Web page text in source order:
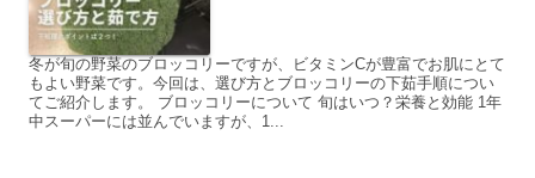
冬が旬の野菜のブロッコリーですが、ビタミンCが豊富でお肌にとて
もよい野菜です。今回は、選び方とブロッコリーの下茹手順につい
てご紹介します。 ブロッコリーについて 旬はいつ？栄養と効能 1年
中スーパーには並んでいますが、1...